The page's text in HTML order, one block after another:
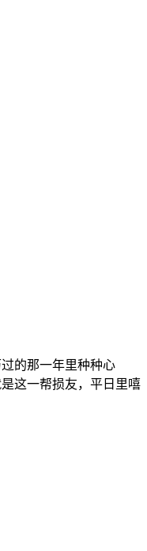
的那一年里种种心
这一帮损友，平日里嘻